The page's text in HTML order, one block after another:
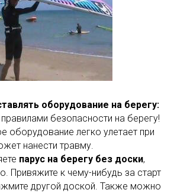
оборудование на берегу:
безопасности на берегу!
оборудование легко улетает при
нанести травму.
парус на берегу без доски,
Привяжите к чему-нибудь за старт
другой доской. Также можно